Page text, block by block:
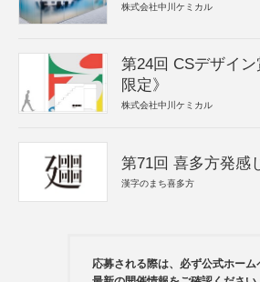
株式会社中川ケミカル
第24回 CSデザイ
限定》
株式会社中川ケミカル
第71回 喜多方発感
漢字のまち喜多方
応募される際は、必ず公式ホーム